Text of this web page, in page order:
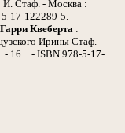
И. Стаф. - Москва :
17-122289-5.
Квеберта :
Ирины Стаф. -
16+. - ISBN 978-5-17-